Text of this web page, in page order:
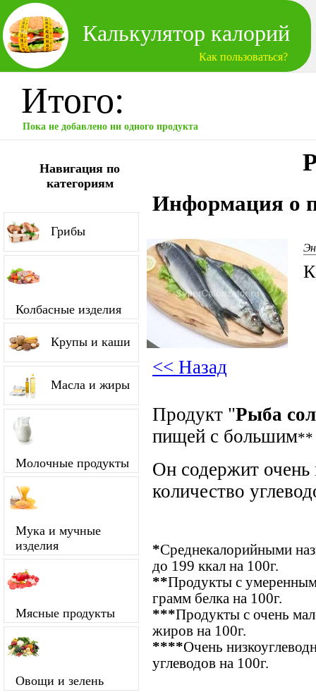
Калькулятор калорий
Как пользоваться?
Итого:
Пока не добавлено ни одного продукта
Навигация по
категориям
Грибы
Колбасные изделия
Крупы и каши
Масла и жиры
Молочные продукты
Мука и мучные
изделия
Мясные продукты
Овощи и зелень
Информация о
<< Назад
Продукт "Рыба
пищей с большим**
Он содержит очень
количество
*Среднекалорийными
до 199 ккал на 100г.
**Продукты с
грамм белка на 100г.
***Продукты с очень
жиров на 100г.
****Очень
углеводов на 100г.